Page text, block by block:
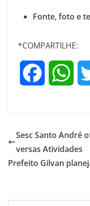
Fonte, foto e
*COMPARTILHE:
e
o
t
A
Sesc Santo André
versas Atividades
Prefeito Gilvan